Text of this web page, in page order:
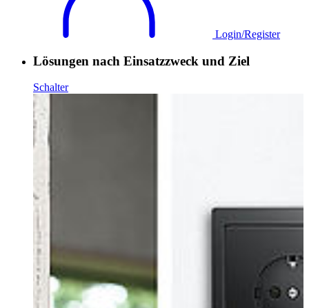
Login/Register
Lösungen nach Einsatzzweck und Ziel
Schalter